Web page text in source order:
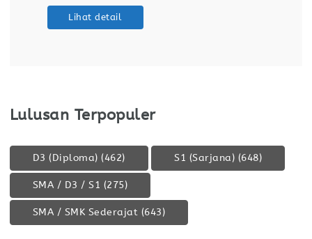
memiliki pengalaman sebagai teknisi
Lihat detail
Lulusan Terpopuler
D3 (Diploma) (462) S1 (Sarjana) (648)
SMA / D3 / S1 (275)
SMA / SMK Sederajat (643)